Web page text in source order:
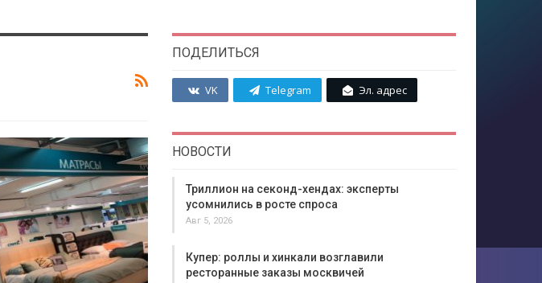
ПОДЕЛИТЬСЯ
VK Telegram Эл. адрес
НОВОСТИ
Триллион на секонд-хендах: эксперты
усомнились в росте спроса
Авг 5, 2026
Купер: роллы и хинкали возглавили
ресторанные заказы москвичей